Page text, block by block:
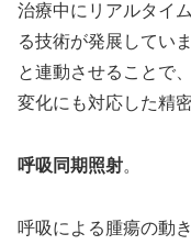
治療中にリアルタイ
る技術が発展してい
と連動させることで
変化にも対応した精
呼吸同期照射。
呼吸による腫瘍の動